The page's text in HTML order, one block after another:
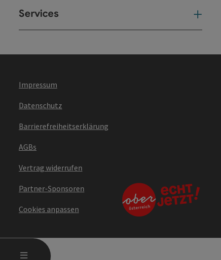
MENÜ
Services
Impressum
Datenschutz
Barrierefreiheitserklärung
AGBs
Vertrag widerrufen
Partner-Sponsoren
Cookies anpassen